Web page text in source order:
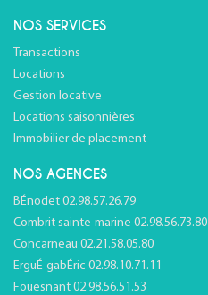
NOS SERVICES
Transactions
Locations
Gestion locative
Locations saisonnières
Immobilier de placement
NOS AGENCES
BÉnodet 02.98.57.26.79
Combrit sainte-marine 02.98.56.73.80
Concarneau 02.21.58.05.80
ErguÉ-gabÉric 02.98.10.71.11
Fouesnant 02.98.56.51.53